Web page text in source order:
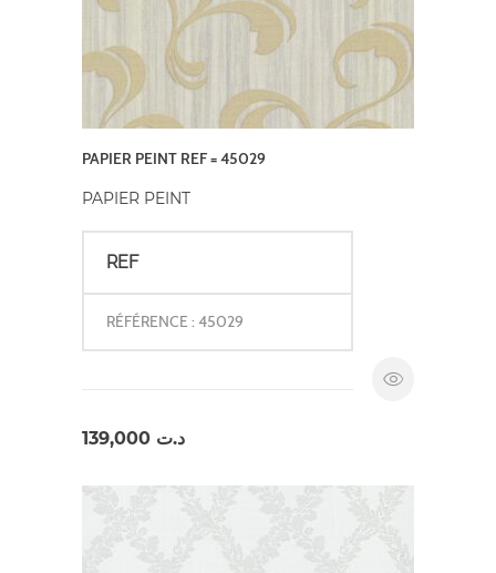
PAPIER PEINT REF = 45029
PAPIER PEINT
REF
RÉFÉRENCE : 45029
د.ت